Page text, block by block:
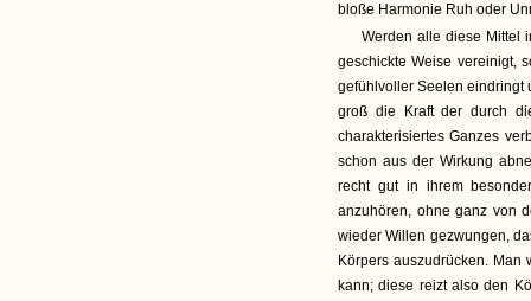
bloße Harmonie Ruh oder
Werden alle diese Mittel
geschickte Weise vereinigt,
gefühlvoller Seelen eindringt
groß die Kraft der durch
charakterisiertes Ganzes
schon aus der Wirkung
recht gut in ihrem
anzuhören, ohne ganz von
wieder Willen gezwungen,
Körpers auszudrücken.
kann; diese reizt also den